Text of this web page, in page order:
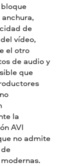
de
vídeo,
el otro
de audio y
que
la
AVI
no admite